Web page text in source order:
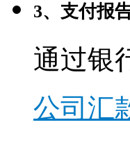
3、支付报
通过银
公司汇